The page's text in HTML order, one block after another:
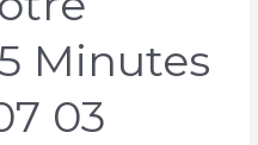
Minutes
03